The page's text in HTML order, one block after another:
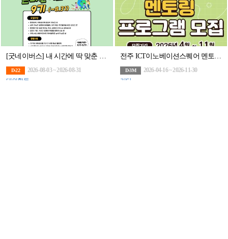
D-22
2026-08-03 ~ 2026-08-31
대외활동
D-3M
2026-04-16 ~ 2026-11-30
기타